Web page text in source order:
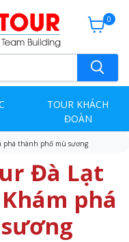
0
TOUR KHÁCH
ĐOÀN
phá thành phố mù sương
Đà Lạt
phá